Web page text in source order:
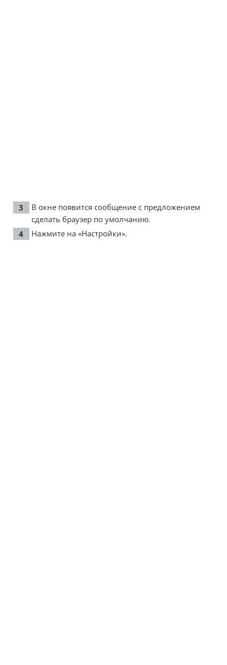
В окне появится сообщение с предложением
сделать браузер по умолчанию.
Нажмите на «Настройки».